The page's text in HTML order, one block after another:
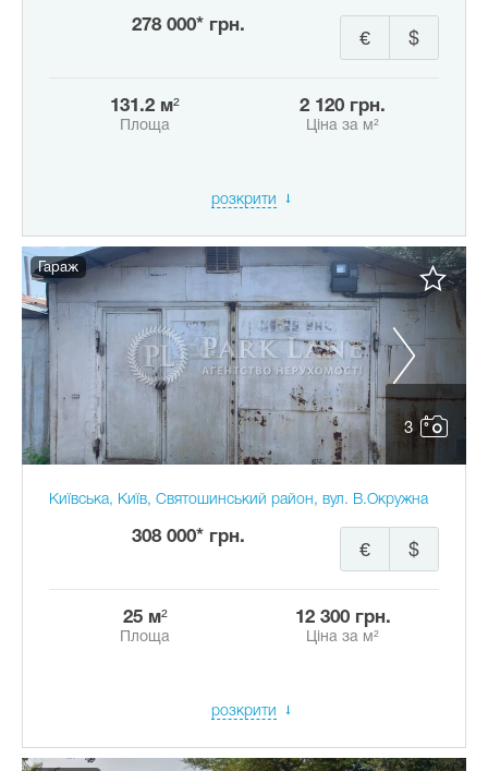
278 000* грн.
$
€
131.2 м²
Площа
2 120 грн.
Ціна за м²
розкрити
3
Гараж
Київська, Київ, Святошинський район, вул. В.Окружна
308 000* грн.
$
€
25 м²
Площа
12 300 грн.
Ціна за м²
розкрити